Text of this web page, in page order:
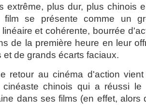
extrême, plus dur, plus chinois
film se présente comme un
et cohérente, bourrée
de la première heure en leur
et de grands écarts faciaux.
retour au cinéma d'action
cinéaste chinois qui a réussi
dans ses films (en effet, alors